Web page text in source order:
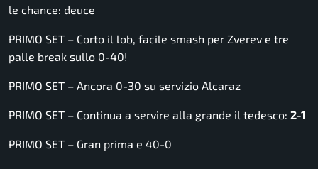
le chance: deuce
PRIMO SET – Corto il lob, facile smash per Zverev e tre
palle break sullo 0-40!
PRIMO SET – Ancora 0-30 su servizio Alcaraz
PRIMO SET – Continua a servire alla grande il tedesco: 2-1
PRIMO SET – Gran prima e 40-0